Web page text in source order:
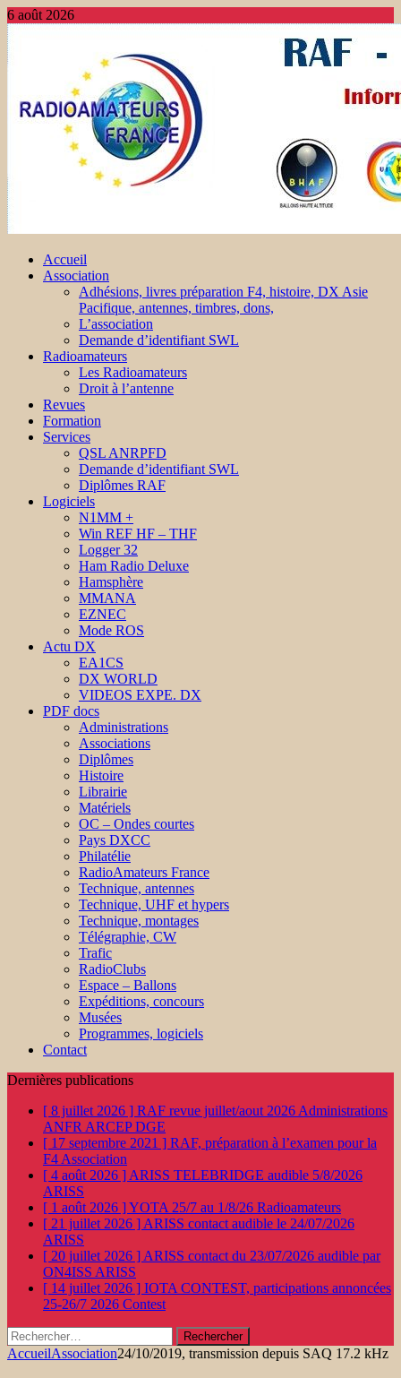
6 août 2026
Accueil
Association
Adhésions, livres préparation F4, histoire, DX Asie
Pacifique, antennes, timbres, dons,
L’association
Demande d’identifiant SWL
Radioamateurs
Les Radioamateurs
Droit à l’antenne
Revues
Formation
Services
QSL ANRPFD
Demande d’identifiant SWL
Diplômes RAF
Logiciels
N1MM +
Win REF HF – THF
Logger 32
Ham Radio Deluxe
Hamsphère
MMANA
EZNEC
Mode ROS
Actu DX
EA1CS
DX WORLD
VIDEOS EXPE. DX
PDF docs
Administrations
Associations
Diplômes
Histoire
Librairie
Matériels
OC – Ondes courtes
Pays DXCC
Philatélie
RadioAmateurs France
Technique, antennes
Technique, UHF et hypers
Technique, montages
Télégraphie, CW
Trafic
RadioClubs
Espace – Ballons
Expéditions, concours
Musées
Programmes, logiciels
Contact
Dernières publications
[ 8 juillet 2026 ] RAF revue juillet/aout 2026 Administrations
ANFR ARCEP DGE
[ 17 septembre 2021 ] RAF, préparation à l’examen pour la
F4 Association
[ 4 août 2026 ] ARISS TELEBRIDGE audible 5/8/2026
ARISS
[ 1 août 2026 ]YOTA 25/7 au 1/8/26 Radioamateurs
[ 21 juillet 2026 ] ARISS contact audible le 24/07/2026
ARISS
[ 20 juillet 2026 ] ARISS contact du 23/07/2026 audible par
ON4ISS ARISS
[ 14 juillet 2026 ] IOTA CONTEST, participations annoncées
25-26/7 2026 Contest
Rechercher :
AccueilAssociation24/10/2019, transmission depuis SAQ 17.2 kHz